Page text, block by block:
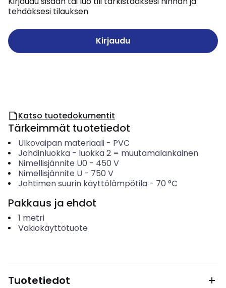
tehdäksesi tilauksen
Kirjaudu
Katso tuotedokumentit
Tärkeimmät tuotetiedot
Ulkovaipan materiaali- PVC
Johdinluokka- luokka 2 = muutamalankainen
Nimellisjännite U0 - 450 V
Nimellisjännite U- 750 V
Johtimen suurin käyttölämpötila- 70 °C
Pakkaus ja ehdot
1 metri
Vakiokäyttötuote
Tuotetiedot